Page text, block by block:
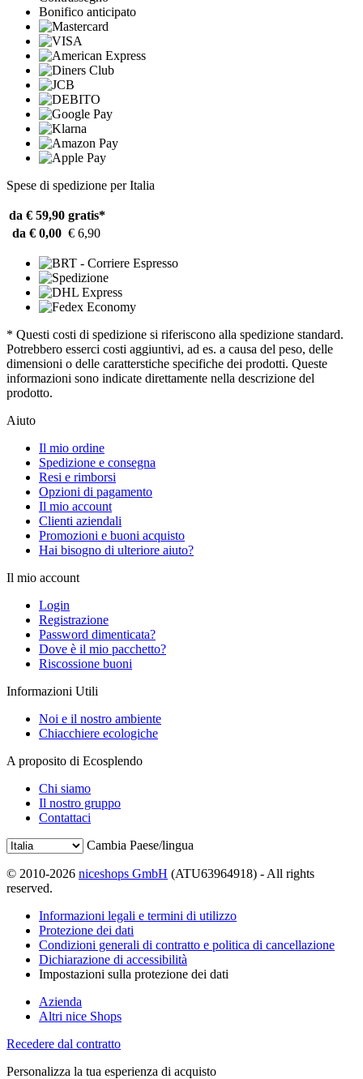
Bonifico anticipato
Spese di spedizione per Italia
da € 59,90 gratis*
da € 0,00 € 6,90
* Questi costi di spedizione si riferiscono alla spedizione standard.
Potrebbero esserci costi aggiuntivi, ad es. a causa del peso, delle
dimensioni o delle caratterstiche specifiche dei prodotti. Queste
informazioni sono indicate direttamente nella descrizione del
prodotto.
Aiuto
Il mio ordine
Spedizione e consegna
Resi e rimborsi
Opzioni di pagamento
Il mio account
Clienti aziendali
Promozioni e buoni acquisto
Hai bisogno di ulteriore aiuto?
Il mio account
Login
Registrazione
Password dimenticata?
Dove è il mio pacchetto?
Riscossione buoni
Informazioni Utili
Noi e il nostro ambiente
Chiacchiere ecologiche
A proposito di Ecosplendo
Chi siamo
Il nostro gruppo
Contattaci
Cambia Paese/lingua
© 2010-2026 niceshops GmbH (ATU63964918) - All rights
reserved.
Informazioni legali e termini di utilizzo
Protezione dei dati
Condizioni generali di contratto e politica di cancellazione
Dichiarazione di accessibilità
Impostazioni sulla protezione dei dati
Azienda
Altri nice Shops
Recedere dal contratto
Personalizza la tua esperienza di acquisto